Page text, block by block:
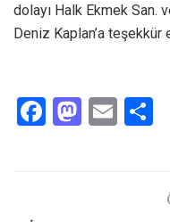
dolayı Halk Ekmek San.
Deniz Kaplan’a teşekkür
F
M E